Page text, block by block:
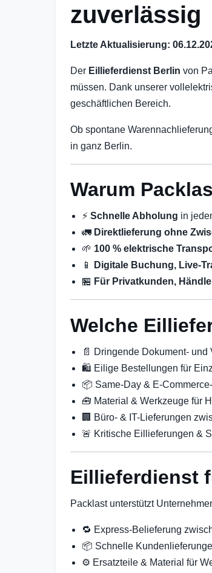
zuverlässig
Letzte Aktualisierung:
Der Eillieferdienst Berlin von
müssen. Dank unserer
geschäftlichen Bereich.
Ob spontane
in ganz Berlin.
Warum
⚡Schnelle Abholung in
🚛 Direktlieferung ohne
🌱 100 % elektrische
📱
Digitale Buchung, Live-
🏪 Für Privatkunden,
Welche
📄 Dringende Dokument-
🛍️ Eilige Bestellungen für
📦 Same-Day & E-
🧰 Material & Werkzeuge für
🏢 Büro- & IT-Lieferungen
🚨 Kritische Eillieferungen &
Eillieferdienst
Packlast unterstützt
🔁 Express-Belieferung
📦 Schnelle
⚙️ Ersatzteile & Material für